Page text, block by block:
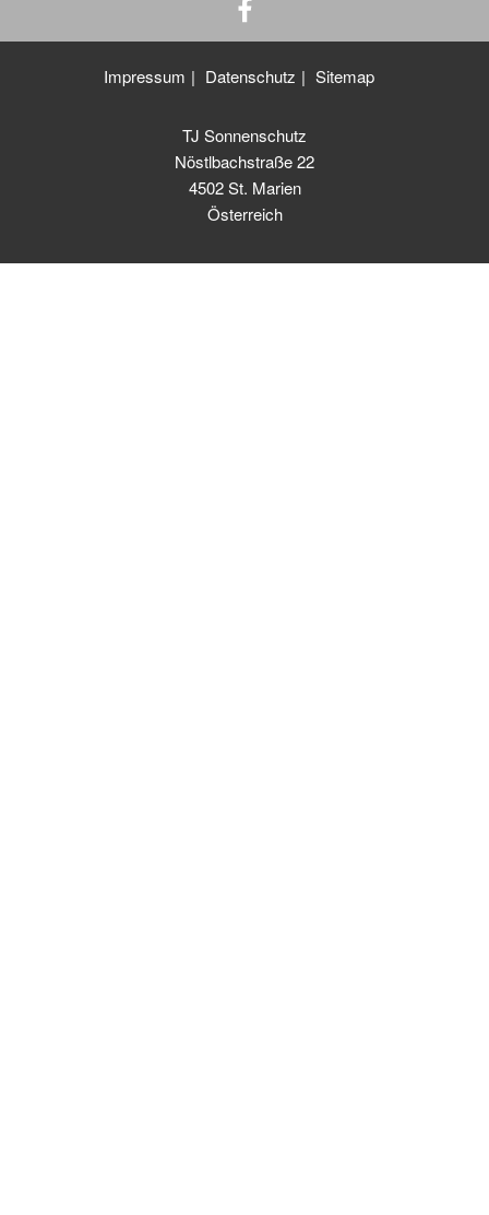
Impressum Datenschutz Sitemap
TJ Sonnenschutz
Nöstlbachstraße 22
4502 St. Marien
Österreich